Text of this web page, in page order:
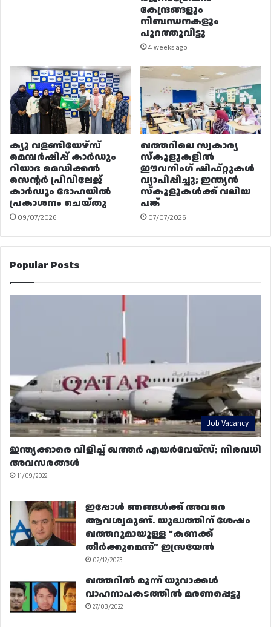
കേന്ദ്രങ്ങളും
നിബന്ധനകളും
പുറത്തുവിട്ടു
4 weeks ago
ക്യു വളണ്ടിയേഴ്‌സ്
മെമ്പർഷിപ്പ് കാർഡും
റിയാദ മെഡിക്കൽ
സെന്റർ പ്രിവിലേജ്
കാർഡും ദോഹയിൽ
പ്രകാശനം ചെയ്തു
09/07/2026
ഖത്തറിലെ സ്വകാര്യ
സ്കൂളുകളിൽ
ഈവനിംഗ് ഷിഫ്റ്റുകൾ
വ്യാപിപ്പിച്ചു; ഇന്ത്യൻ
സ്കൂളുകൾക്ക് വലിയ
പങ്ക്
07/07/2026
Popular Posts
Job Vacancy
ഇന്ത്യക്കാരെ വിളിച്ച് ഖത്തർ എയർവേയ്‌സ്; നിരവധി
അവസരങ്ങൾ
11/09/2022
ഇപ്പോൾ ഞങ്ങൾക്ക് അവരെ
ആവശ്യമുണ്ട്. യുദ്ധത്തിന് ശേഷം
ഖത്തറുമായുള്ള “കണക്ക്
തീർക്കുമെന്ന്” ഇസ്രയേൽ
02/12/2023
ഖത്തറിൽ മൂന്ന് യുവാക്കൾ
വാഹനാപകടത്തിൽ മരണപ്പെട്ടു
27/03/2022